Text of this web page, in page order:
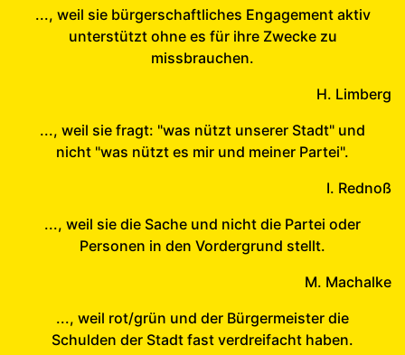
..., weil sie bürgerschaftliches Engagement aktiv
unterstützt ohne es für ihre Zwecke zu
missbrauchen.
H. Limberg
..., weil sie fragt: "was nützt unserer Stadt" und
nicht "was nützt es mir und meiner Partei".
I. Rednoß
..., weil sie die Sache und nicht die Partei oder
Personen in den Vordergrund stellt.
M. Machalke
..., weil rot/grün und der Bürgermeister die
Schulden der Stadt fast verdreifacht haben.